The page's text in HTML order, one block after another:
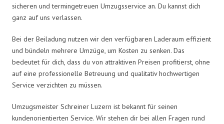
sicheren und termingetreuen Umzugsservice an. Du kannst dich
ganz auf uns verlassen.
Bei der Beiladung nutzen wir den verfügbaren Laderaum effizient
und bündeln mehrere Umzüge, um Kosten zu senken. Das
bedeutet für dich, dass du von attraktiven Preisen profitierst, ohne
auf eine professionelle Betreuung und qualitativ hochwertigen
Service verzichten zu müssen.
Umzugsmeister Schreiner Luzern ist bekannt für seinen
kundenorientierten Service. Wir stehen dir bei allen Fragen rund